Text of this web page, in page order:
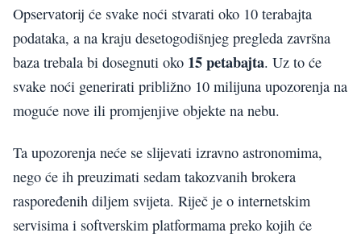
Opservatorij će svake noći stvarati oko 10 terabajta
podataka, a na kraju desetogodišnjeg pregleda završna
baza trebala bi dosegnuti oko 15 petabajta. Uz to će
svake noći generirati približno 10 milijuna upozorenja na
moguće nove ili promjenjive objekte na nebu.
Ta upozorenja neće se slijevati izravno astronomima,
nego će ih preuzimati sedam takozvanih brokera
raspoređenih diljem svijeta. Riječ je o internetskim
servisima i softverskim platformama preko kojih će